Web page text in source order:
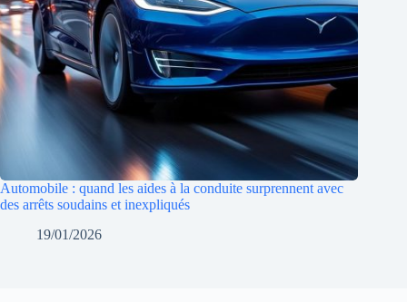
Automobile : quand les aides à la conduite surprennent avec
des arrêts soudains et inexpliqués
19/01/2026